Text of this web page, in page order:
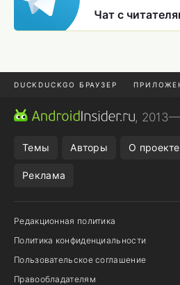
Чат с
DUCKDUCKGO БРАУЗЕР
CHROME БРАУЗЕР
,
Темы Авторы О проекте
Реклама
Редакционная политика
Политика конфиденциальности
Пользовательское соглашение
Правообладателям